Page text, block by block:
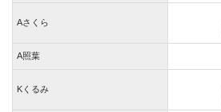
Aさくら
A照葉
Kくるみ